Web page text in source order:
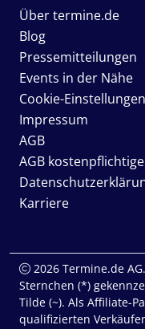
Über termine.de
Blog
Pressemitteilungen
Events in der Nähe
Cookie-Einstellungen
Impressum
AGB
AGB
Karriere
2026 Termine.de
Sternchen (*)
Tilde (~). Als Affiliate-
qualifizierten